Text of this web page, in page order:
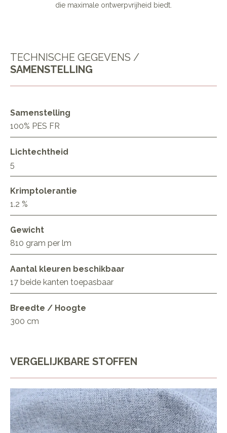
die maximale ontwerpvrijheid biedt.
TECHNISCHE GEGEVENS /
SAMENSTELLING
Samenstelling
100% PES FR
Lichtechtheid
5
Krimptolerantie
1.2 %
Gewicht
810 gram per lm
Aantal kleuren beschikbaar
17 beide kanten toepasbaar
Breedte / Hoogte
300 cm
VERGELIJKBARE STOFFEN